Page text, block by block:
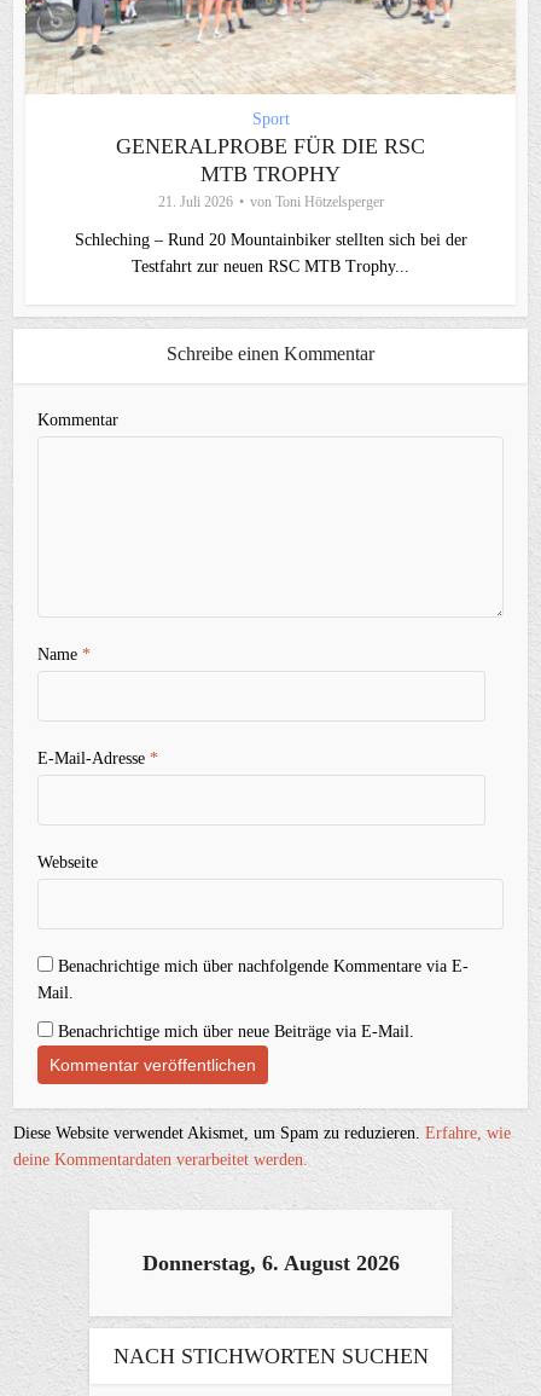
Sport
GENERALPROBE FÜR DIE RSC
MTB TROPHY
21. Juli 2026 von Toni Hötzelsperger
Schleching – Rund 20 Mountainbiker stellten sich bei der
Testfahrt zur neuen RSC MTB Trophy...
Schreibe einen Kommentar
Kommentar
Name*
E-Mail-Adresse*
Webseite
Benachrichtige mich über nachfolgende Kommentare via E-
Mail.
Benachrichtige mich über neue Beiträge via E-Mail.
Diese Website verwendet Akismet, um Spam zu reduzieren.Erfahre, wie
deine Kommentardaten verarbeitet werden.
Donnerstag, 6. August 2026
NACH STICHWORTEN SUCHEN